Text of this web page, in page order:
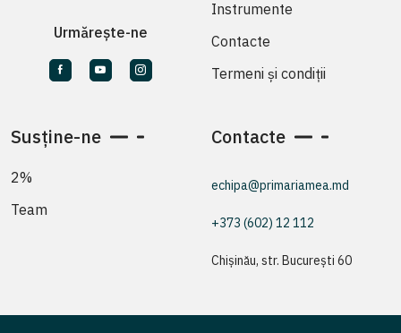
Urmărește-ne
Instrumente
Contacte
Termeni și condiții
Susține-ne
2%
Team
Contacte
echipa@primariamea.md
+373 (602) 12 112
Chișinău, str. București 60